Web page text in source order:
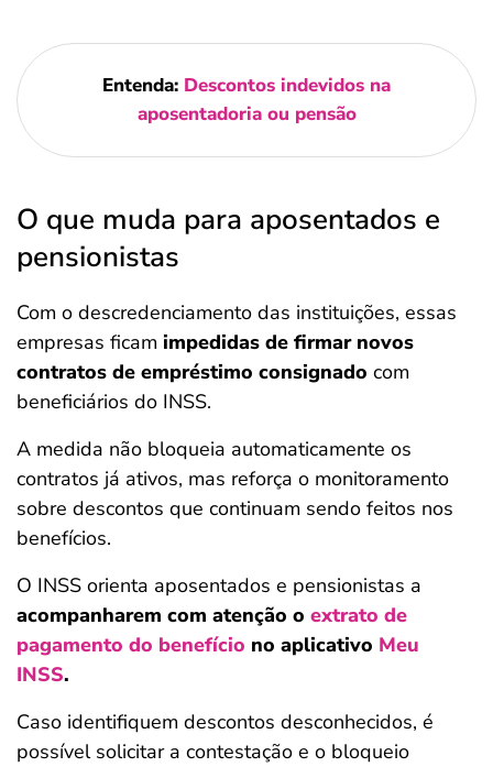
Entenda: Descontos indevidos na
aposentadoria ou pensão
O que muda para aposentados e
pensionistas
Com o descredenciamento das instituições, essas
empresas ficam impedidas de firmar novos
contratos de empréstimo consignado com
beneficiários do INSS.
A medida não bloqueia automaticamente os
contratos já ativos, mas reforça o monitoramento
sobre descontos que continuam sendo feitos nos
benefícios.
O INSS orienta aposentados e pensionistas a
acompanharem com atenção o extrato de
pagamento do benefício no aplicativo Meu
INSS.
Caso identifiquem descontos desconhecidos, é
possível solicitar a contestação e o bloqueio